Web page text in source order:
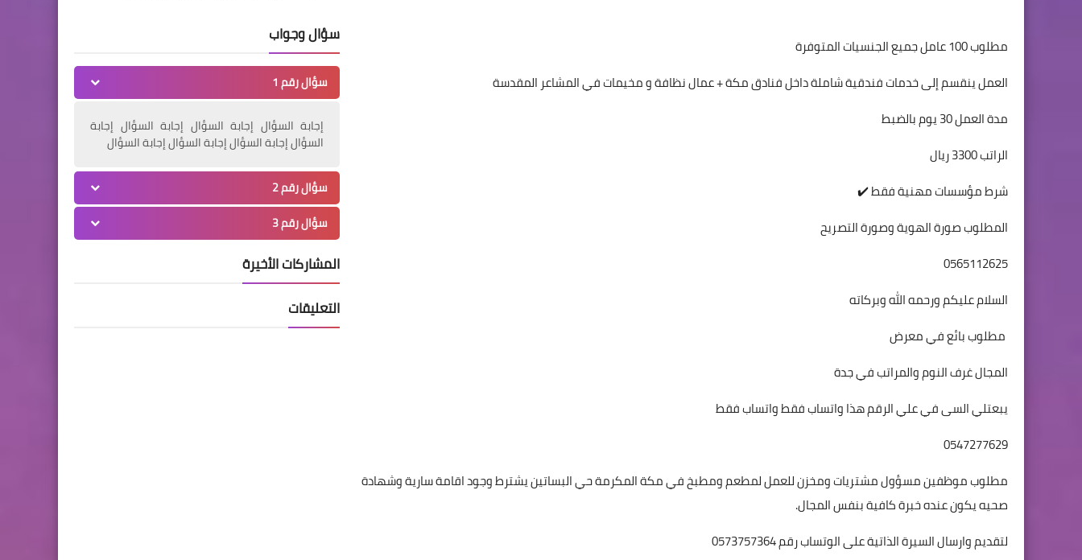
مطلوب 100 عامل جميع الجنسيات المتوفرة
العمل ينقسم إلى خدمات فندقية شاملة داخل فنادق مكة + عمال نظافة و مخيمات في المشاعر المقدسة
مدة العمل 30 يوم بالضبط
الراتب 3300 ريال
شرط مؤسسات مهنية فقط ✔️
المطلوب صورة الهوية وصورة التصريح
0565112625
السلام عليكم ورحمه الله وبركاته
مطلوب بائع في معرض
المجال غرف النوم والمراتب في جدة
يبعتلي السى في علي الرقم هذا واتساب فقط واتساب فقط
0547277629
مطلوب موظفين مسؤول مشتريات ومخزن للعمل لمطعم ومطبخ في مكة المكرمة حي البساتين يشترط وجود اقامة سارية وشهادة
صحيه يكون عنده خبرة كافية بنفس المجال.
لتقديم وارسال السيرة الذاتية على الوتساب رقم 0573757364
سؤال وجواب
سؤال رقم 1
إجابة السؤال إجابة السؤال إجابة السؤال إجابة
السؤال إجابة السؤال إجابة السؤال إجابة السؤال
سؤال رقم 2
سؤال رقم 3
المشاركات الأخيرة
التعليقات